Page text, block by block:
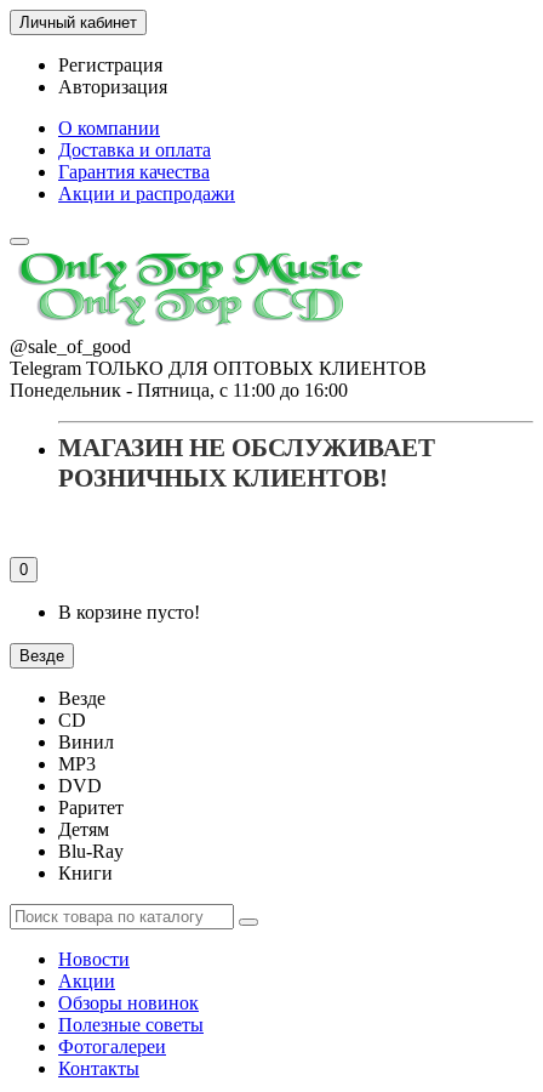
Личный кабинет
Регистрация
Авторизация
О компании
Доставка и оплата
Гарантия качества
Акции и распродажи
@sale_of_good
Telegram ТОЛЬКО ДЛЯ ОПТОВЫХ КЛИЕНТОВ
Понедельник - Пятница, с 11:00 до 16:00
МАГАЗИН НЕ ОБСЛУЖИВАЕТ
РОЗНИЧНЫХ КЛИЕНТОВ!
0
В корзине пусто!
Везде
Везде
CD
Винил
MP3
DVD
Раритет
Детям
Blu-Ray
Книги
Новости
Акции
Обзоры новинок
Полезные советы
Фотогалереи
Контакты